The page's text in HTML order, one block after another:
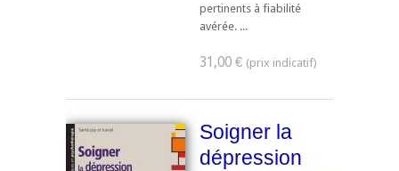
pertinents à fiabilité
avérée. ...
31,00 €
Soigner la
dépression